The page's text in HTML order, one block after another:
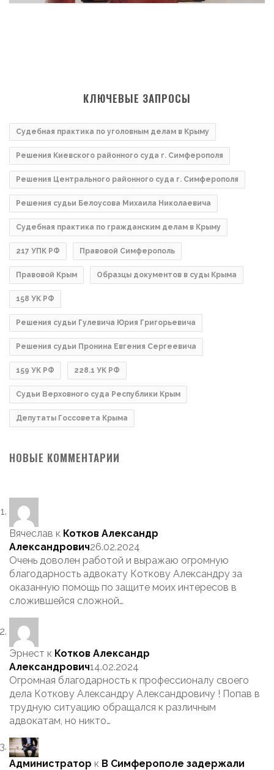
КЛЮЧЕВЫЕ ЗАПРОСЫ
Судебная практика по уголовным делам в Крыму
Решения Киевского районного суда г. Симферополя
Решения Центрального районного суда г. Симферополя
Решения судьи Белоусова Михаила Николаевича
Судебная практика по гражданским делам в Крыму
217 УПК РФ Правовой Симферополь
Правовой Крым Образцы документов в суды Крыма
158 УК РФ
Решения судьи Гулевича Юрия Григорьевича
Решения судьи Пронина Евгения Сергеевича
159 УК РФ 228.1 УК РФ
Судьи Верховного суда Республики Крым
Депутаты Госсовета Крыма
НОВЫЕ КОММЕНТАРИИ
Вячеслав к Котков Александр
Александрович26.02.2024
Очень доволен работой и выражаю огромную
благодарность адвокату Коткову Александру за
оказанную помощь по защите моих интересов в
сложившейся сложной…
Эрнест к Котков Александр
Александрович14.02.2024
Огромная благодарность к профессионалу своего
дела Коткову Александру Александровичу ! Попав в
трудную ситуацию обращался к различным
адвокатам, но никто…
Администратор к В Симферополе задержали